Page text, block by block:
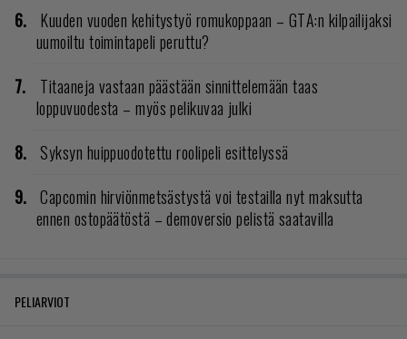
Kuuden vuoden kehitystyö romukoppaan – GTA:n kilpailijaksi
uumoiltu toimintapeli peruttu?
Titaaneja vastaan päästään sinnittelemään taas
loppuvuodesta – myös pelikuvaa julki
Syksyn huippuodotettu roolipeli esittelyssä
Capcomin hirviönmetsästystä voi testailla nyt maksutta
ennen ostopäätöstä – demoversio pelistä saatavilla
PELIARVIOT